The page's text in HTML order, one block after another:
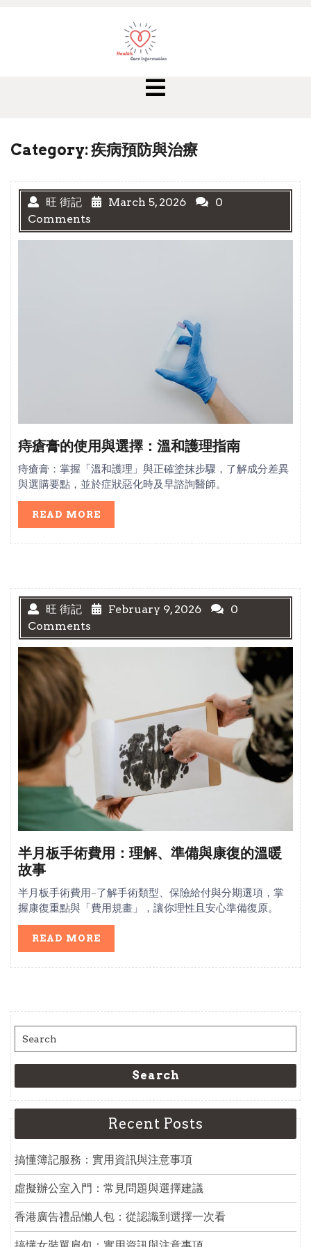
Open
Menu
Category:疾病預防與治療
旺 街記 March 5, 2026
0
Comments
痔瘡膏的使用與選擇：溫和護理指南
痔瘡膏：掌握「溫和護理」與正確塗抹步驟，了解成分差異
與選購要點，並於症狀惡化時及早諮詢醫師。
READ MORE
旺 街記 February 9, 2026
0
Comments
半月板手術費用：理解、準備與康復的溫暖
故事
半月板手術費用—了解手術類型、保險給付與分期選項，掌
握康復重點與「費用規畫」，讓你理性且安心準備復原。
READ MORE
Search
for:
Search
Recent Posts
搞懂簿記服務：實用資訊與注意事項
虛擬辦公室入門：常見問題與選擇建議
香港廣告禮品懶人包：從認識到選擇一次看